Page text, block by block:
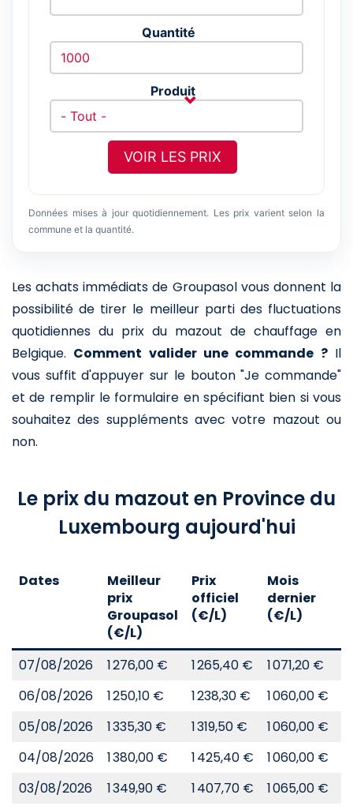
Quantité
Produit
VOIR LES PRIX
Données mises à jour quotidiennement. Les prix varient selon la
commune et la quantité.
Les achats immédiats de Groupasol vous donnent la
possibilité de tirer le meilleur parti des fluctuations
quotidiennes du prix du mazout de chauffage en
Belgique. Comment valider une commande ?Il
vous suffit d'appuyer sur le bouton "Je commande"
et de remplir le formulaire en spécifiant bien si vous
souhaitez des suppléments avec votre mazout ou
non.
Le prix du mazout en Province du
Luxembourg aujourd'hui
Dates
Meilleur
prix
Groupasol
(€/L)
Prix
officiel
(€/L)
Mois
dernier
(€/L)
07/08/2026 1 276,00 € 1 265,40 € 1 071,20 €
06/08/2026
1 250,10 € 1 238,30 € 1 060,00 €
05/08/2026
1 335,30 € 1 319,50 € 1 060,00 €
04/08/2026
1 380,00 € 1 425,40 € 1 060,00 €
03/08/2026
1 349,90 € 1 407,70 € 1 065,00 €